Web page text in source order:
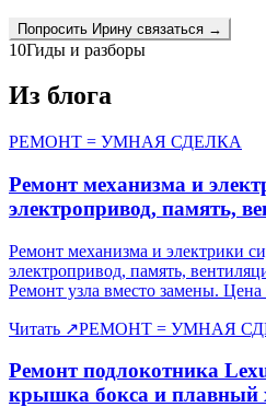
Попросить Ирину связаться →
10Гиды и разборы
Из блога
РЕМОНТ = УМНАЯ СДЕЛКА
Ремонт механизма и
электропривод, память,
Ремонт механизма и электрики
электропривод, память,
Ремонт узла вместо замены. Цена
Читать ↗РЕМОНТ = УМНАЯ
Ремонт подлокотника
крышка бокса и плавный